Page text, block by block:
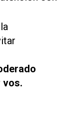
vos.